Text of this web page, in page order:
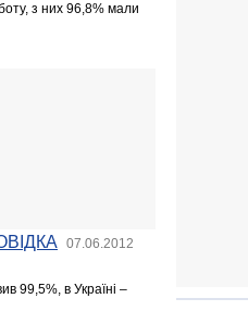
з них 96,8% мали
07.06.2012
99,5%, в Україні –